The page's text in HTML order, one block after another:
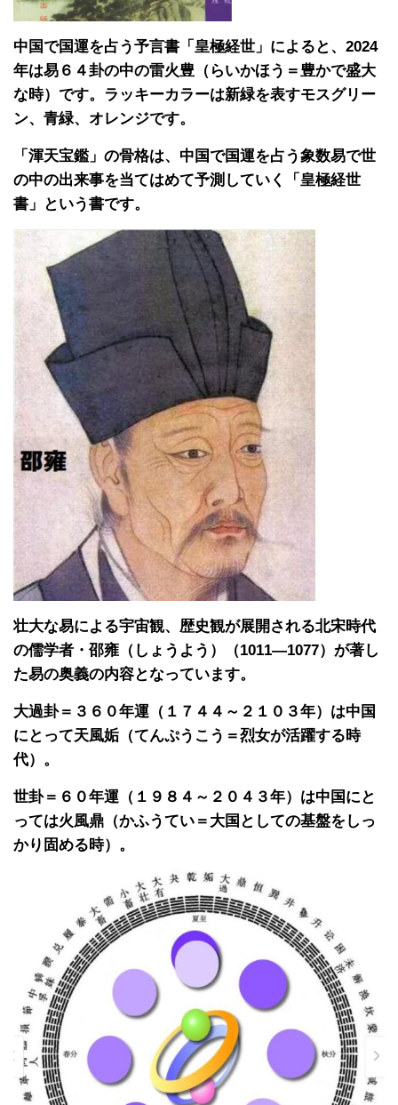
中国で国運を占う予言書「皇極経世」によると、2024
年は易６４卦の中の雷火豊（らいかほう＝豊かで盛大
な時）です。ラッキーカラーは新緑を表すモスグリー
ン、青緑、オレンジです。
「渾天宝鑑」の骨格は、中国で国運を占う象数易で世
の中の出来事を当てはめて予測していく「皇極経世
書」という書です。
壮大な易による宇宙観、歴史観が展開される北宋時代
の儒学者・邵雍（しょうよう）（1011―1077）が著し
た易の奥義の内容となっています。
大過卦＝３６０年運（１７４４～２１０３年）は中国
にとって天風姤（てんぷうこう＝烈女が活躍する時
代）。
世卦＝６０年運（１９８４～２０４３年）は中国にと
っては火風鼎（かふうてい＝大国としての基盤をしっ
かり固める時）。